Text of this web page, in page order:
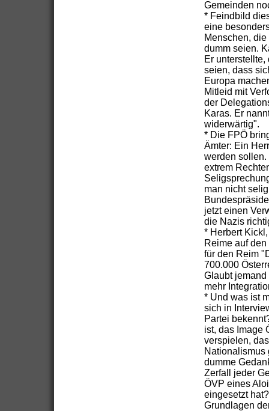
Gemeinden
* Feindbild
eine
Menschen,
dumm seien.
Er
seien, dass
Europa
Mitleid mit
der
Karas. Er
widerwärtig".
* Die FPÖ
Ämter: Ein
werden sollen.
extrem
man nicht
jetzt einen
die Nazis
* Herbert
Reime auf
für den Reim
700.000
Glaubt
mehr
* Und was ist
sich in
Partei
ist, das Image
verspielen,
Nationalismus
dumme
Zerfall jeder
ÖVP eines
eingesetzt
Grundlagen